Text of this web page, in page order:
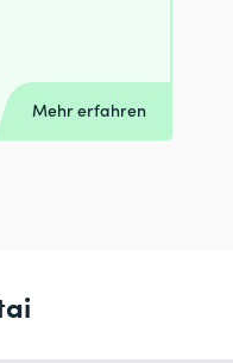
Mehr erfahren